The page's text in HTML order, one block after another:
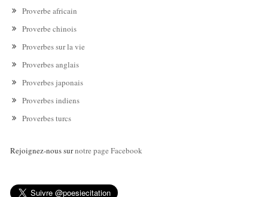
Proverbe africain
Proverbe chinois
Proverbes sur la vie
Proverbes anglais
Proverbes japonais
Proverbes indiens
Proverbes turcs
Rejoignez-nous surnotre page Facebook